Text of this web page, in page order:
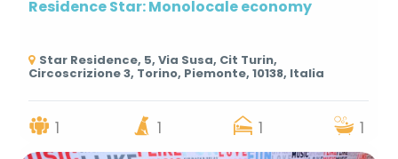
Residence Star: Monolocale economy
Star Residence, 5, Via Susa, Cit Turin,
Circoscrizione 3, Torino, Piemonte, 10138, Italia
1 1 1 1